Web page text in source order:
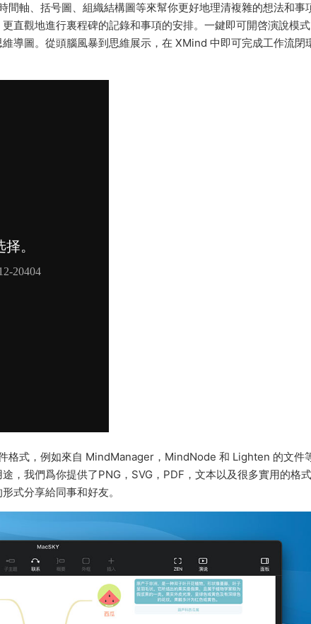
軸、括号圖、組織結構圖等來幫你更好地理清複雜的想法和事
直觀地進行裏程碑的記錄和事項的安排。一鍵即可開啓演說模
導圖。從頭腦風暴到思維展示，在 XMind 中即可完成工作流閉
格式，例如來自 MindManager，MindNode 和 Lighten 的文件
，我們爲你提供了PNG，SVG，PDF，文本以及很多實用的格
式分享給同事和好友。